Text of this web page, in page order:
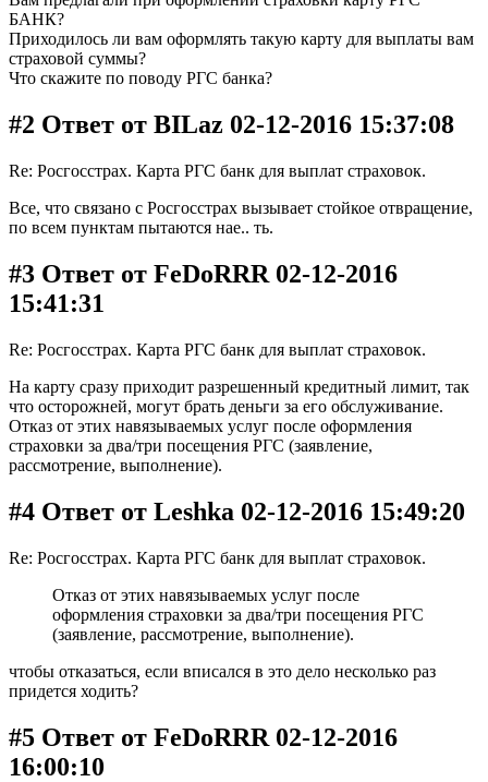
БАНК?
Приходилось ли вам оформлять такую карту для выплаты вам
страховой суммы?
Что скажите по поводу РГС банка?
#2 Ответ от BILaz 02-12-2016 15:37:08
Re: Росгосстрах. Карта РГС банк для выплат страховок.
Все, что связано с Росгосстрах вызывает стойкое отвращение,
по всем пунктам пытаются нае.. ть.
#3 Ответ от FeDoRRR 02-12-2016
15:41:31
Re: Росгосстрах. Карта РГС банк для выплат страховок.
На карту сразу приходит разрешенный кредитный лимит, так
что осторожней, могут брать деньги за его обслуживание.
Отказ от этих навязываемых услуг после оформления
страховки за два/три посещения РГС (заявление,
рассмотрение, выполнение).
#4 Ответ от Leshka 02-12-2016 15:49:20
Re: Росгосстрах. Карта РГС банк для выплат страховок.
Отказ от этих навязываемых услуг после
оформления страховки за два/три посещения РГС
(заявление, рассмотрение, выполнение).
чтобы отказаться, если вписался в это дело несколько раз
придется ходить?
#5 Ответ от FeDoRRR 02-12-2016
16:00:10